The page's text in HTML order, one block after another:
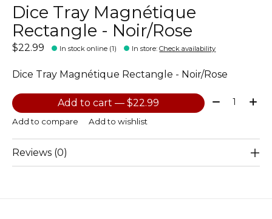
Dice Tray Magnétique
Rectangle - Noir/Rose
$22.99 In stock online (1) In store:Check availability
Dice Tray Magnétique Rectangle - Noir/Rose
Add to cart — $22.99 Quantity:
Add to compare Add to wishlist
Reviews (0)